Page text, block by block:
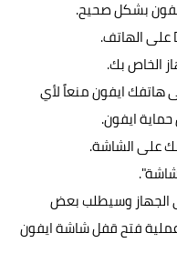
بشكل صحيح.
هاتفك ايفون منعاً لأي
ايفون.
على الشاشة.
الجهاز وسيطلب بعض
عملية فتح قفل شاشة ايفون